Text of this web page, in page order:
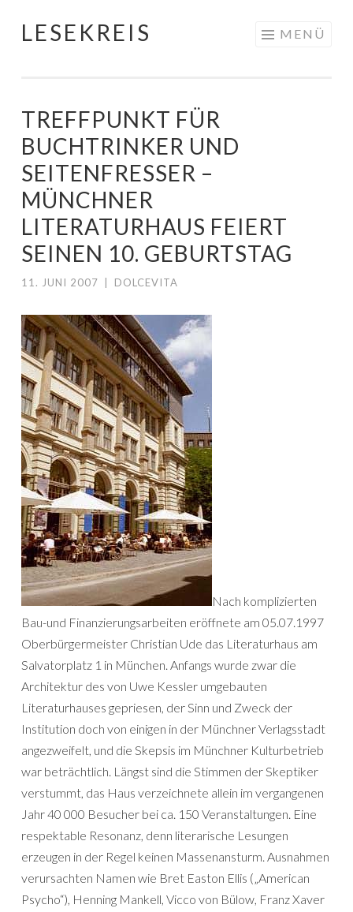
Springe
LESEKREIS MENÜ
TREFFPUNKT FÜR
BUCHTRINKER UND
SEITENFRESSER –
MÜNCHNER
LITERATURHAUS FEIERT
SEINEN 10. GEBURTSTAG
11. JUNI 2007 DOLCEVITA
Nach komplizierten
Bau-und Finanzierungsarbeiten eröffnete am 05.07.1997
Oberbürgermeister Christian Ude das Literaturhaus am
Salvatorplatz 1 in München. Anfangs wurde zwar die
Architektur des von Uwe Kessler umgebauten
Literaturhauses gepriesen, der Sinn und Zweck der
Institution doch von einigen in der Münchner Verlagsstadt
angezweifelt, und die Skepsis im Münchner Kulturbetrieb
war beträchtlich. Längst sind die Stimmen der Skeptiker
verstummt, das Haus verzeichnete allein im vergangenen
Jahr 40 000 Besucher bei ca. 150 Veranstaltungen. Eine
respektable Resonanz, denn literarische Lesungen
erzeugen in der Regel keinen Massenansturm. Ausnahmen
verursachten Namen wie Bret Easton Ellis („American
Psycho“), Henning Mankell, Vicco von Bülow, Franz Xaver